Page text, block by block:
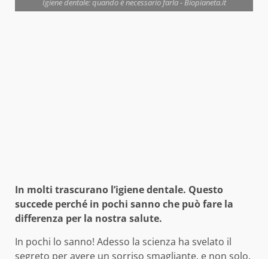
Igiene dentale: quando è necessario farla - Biopianeta.it
In molti trascurano l’igiene dentale. Questo
succede perché in pochi sanno che può fare la
differenza per la nostra salute.
In pochi lo sanno! Adesso la scienza ha svelato il
segreto per avere un sorriso smagliante, e non solo.